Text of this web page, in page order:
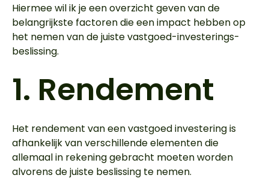
Hiermee wil ik je een overzicht geven van de
belangrijkste factoren die een impact hebben op
het nemen van de juiste vastgoed-investerings-
beslissing.
1. Rendement
Het rendement van een vastgoed investering is
afhankelijk van verschillende elementen die
allemaal in rekening gebracht moeten worden
alvorens de juiste beslissing te nemen.